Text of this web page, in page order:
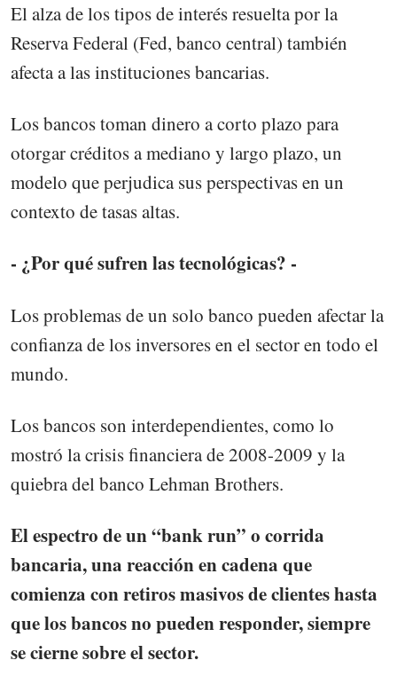
El alza de los tipos de interés resuelta por la
Reserva Federal (Fed, banco central) también
afecta a las instituciones bancarias.
Los bancos toman dinero a corto plazo para
otorgar créditos a mediano y largo plazo, un
modelo que perjudica sus perspectivas en un
contexto de tasas altas.
- ¿Por qué sufren las tecnológicas? -
Los problemas de un solo banco pueden afectar la
confianza de los inversores en el sector en todo el
mundo.
Los bancos son interdependientes, como lo
mostró la crisis financiera de 2008-2009 y la
quiebra del banco Lehman Brothers.
El espectro de un “bank run” o corrida
bancaria, una reacción en cadena que
comienza con retiros masivos de clientes hasta
que los bancos no pueden responder, siempre
se cierne sobre el sector.